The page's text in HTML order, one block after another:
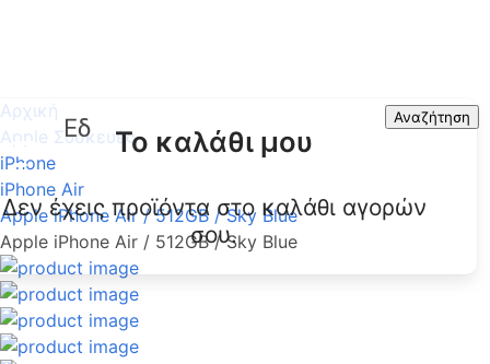
Αναζήτηση
Το καλάθι μου
Δεν έχεις προϊόντα στο καλάθι αγορών
σου.
Αρχική
Apple Συσκευές
iPhone
iPhone Air
Apple iPhone Air / 512GB / Sky Blue
Apple iPhone Air / 512GB / Sky Blue